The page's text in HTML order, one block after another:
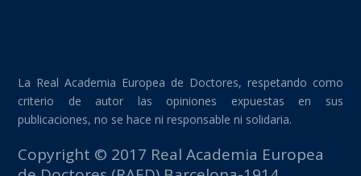
La Real Academia Europea de Doctores, respetando como
criterio de autor las opiniones expuestas en sus
publicaciones, no se hace ni responsable ni solidaria.
Copyright © 2017 Real Academia Europea